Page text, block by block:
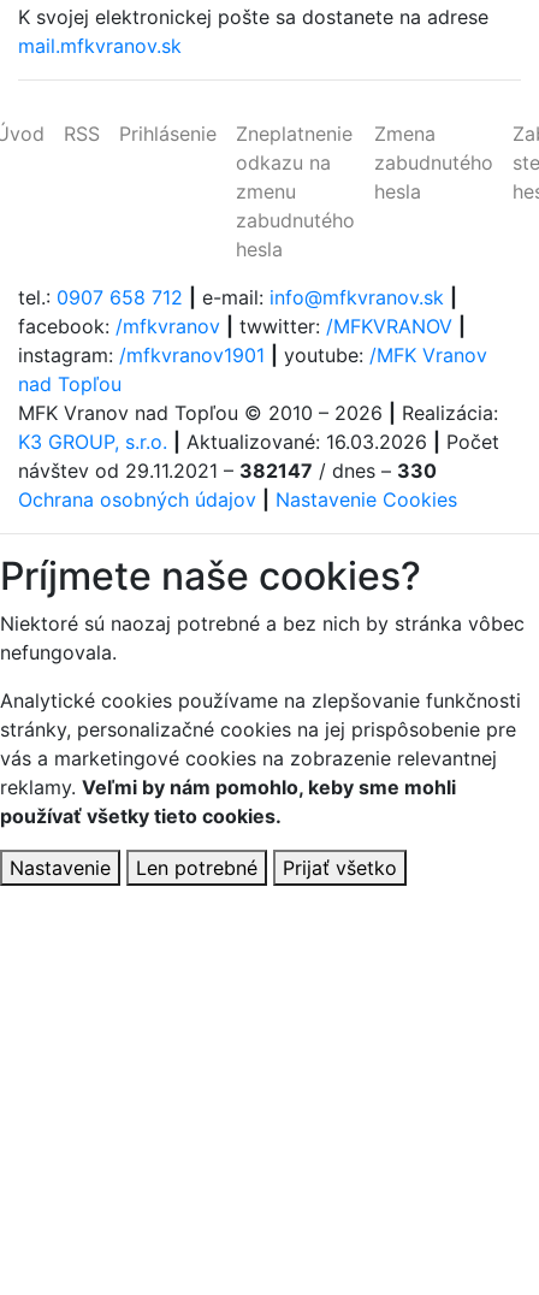
K svojej elektronickej pošte sa dostanete na adrese
mail.mfkvranov.sk
RSS Prihlásenie
Zneplatnenie
odkazu na
zmenu
zabudnutého
hesla
Zmena
zabudnutého
hesla
ste
tel.: 0907 658 712 e-mail: info@mfkvranov.sk
facebook: /mfkvranov twwitter: /MFKVRANOV
instagram: /mfkvranov1901 youtube: /MFK Vranov
nad Topľou
MFK Vranov nad Topľou © 2010 – 2026
Realizácia:
K3 GROUP, s.r.o.
Aktualizované: 16.03.2026
Počet
návštev od 29.11.2021 – 382147 / dnes – 330
Ochrana osobných údajov
Nastavenie Cookies
Príjmete naše cookies?
Niektoré sú naozaj potrebné a bez nich by stránka vôbec
nefungovala.
Analytické cookies používame na zlepšovanie funkčnosti
stránky, personalizačné cookies na jej prispôsobenie pre
vás a marketingové cookies na zobrazenie relevantnej
reklamy. Veľmi by nám pomohlo, keby sme mohli
používať všetky tieto cookies.
Nastavenie Len potrebné Prijať všetko